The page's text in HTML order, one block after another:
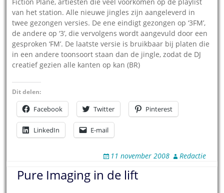
van het station. Alle nieuwe jingles zijn aangeleverd in
twee gezongen versies. De ene eindigt gezongen op ‘3FM’,
de andere op ‘3’, die vervolgens wordt aangevuld door een
gesproken ‘FM’. De laatste versie is bruikbaar bij platen die
in een andere toonsoort staan dan de jingle, zodat de DJ
creatief gezien alle kanten op kan (BR)
Dit delen:
Facebook Twitter Pinterest
LinkedIn E-mail
11 november 2008 Redactie
Pure Imaging in de lift